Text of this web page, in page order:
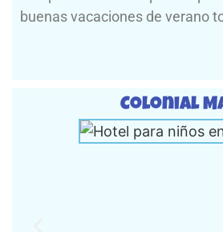
buenas vacaciones de verano
Colonial